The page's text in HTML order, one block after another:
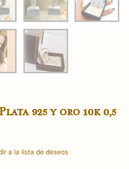
925 y oro 10k 0,5
a la lista de deseos